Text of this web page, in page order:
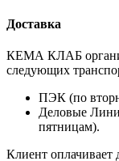
Доставка
КЕМА КЛАБ
следующих
ПЭК (по
Деловые
пятницам).
Клиент оплачивает